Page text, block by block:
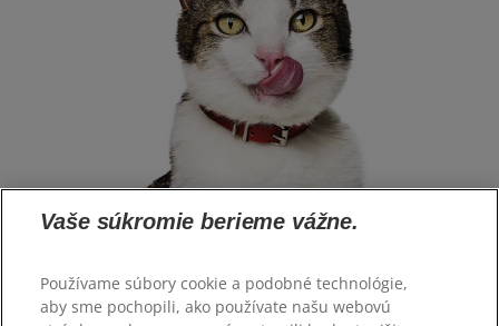
Vaše súkromie berieme vážne.
Používame súbory cookie a podobné technológie,
aby sme pochopili, ako používate našu webovú